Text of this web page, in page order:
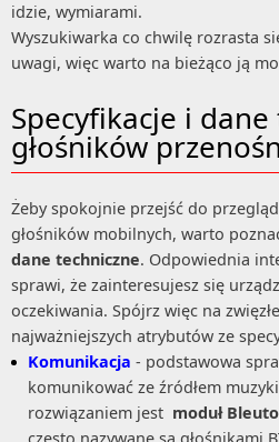
idzie, wymiarami.
Wyszukiwarka co chwilę rozrasta
uwagi, więc warto na bieżąco ją
Specyfikacje i
głośników
Żeby spokojnie przejść do
głośników mobilnych, warto
dane techniczne. Odpowiednia
sprawi, że zainteresujesz się
oczekiwania. Spójrz więc na
najważniejszych atrybutów ze
Komunikacja - podstawowa
komunikować ze źródłem
rozwiązaniem jest moduł